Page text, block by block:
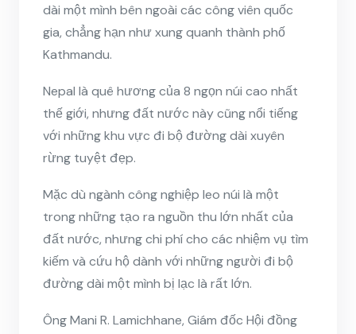
dài một mình bên ngoài các công viên quốc
gia, chẳng hạn như xung quanh thành phố
Kathmandu.
Nepal là quê hương của 8 ngọn núi cao nhất
thế giới, nhưng đất nước này cũng nổi tiếng
với những khu vực đi bộ đường dài xuyên
rừng tuyệt đẹp.
Mặc dù ngành công nghiệp leo núi là một
trong những tạo ra nguồn thu lớn nhất của
đất nước, nhưng chi phí cho các nhiệm vụ tìm
kiếm và cứu hộ dành với những người đi bộ
đường dài một mình bị lạc là rất lớn.
Ông Mani R. Lamichhane, Giám đốc Hội đồng